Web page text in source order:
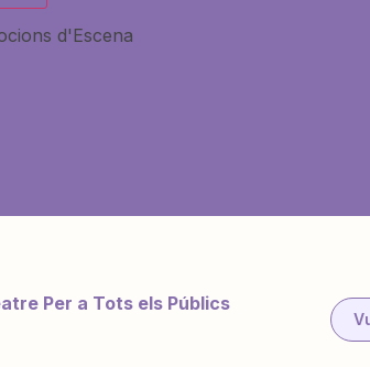
d'Escena
Per a Tots els Públics